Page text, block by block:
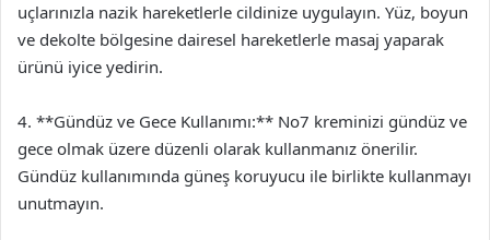
uçlarınızla nazik hareketlerle cildinize uygulayın. Yüz, boyun
ve dekolte bölgesine dairesel hareketlerle masaj yaparak
ürünü iyice yedirin.
4. **Gündüz ve Gece Kullanımı:** No7 kreminizi gündüz ve
gece olmak üzere düzenli olarak kullanmanız önerilir.
Gündüz kullanımında güneş koruyucu ile birlikte kullanmayı
unutmayın.